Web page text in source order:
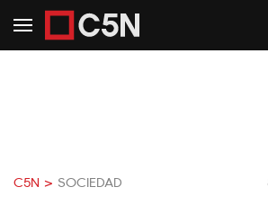
C5N > SOCIEDAD